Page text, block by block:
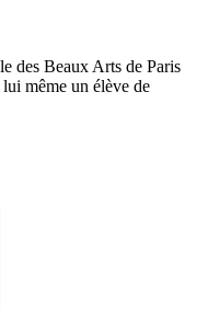
des Beaux Arts de Paris
même un élève de